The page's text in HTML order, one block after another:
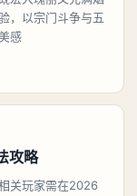
，以宗门斗争与五
感
攻略
关玩家需在2026